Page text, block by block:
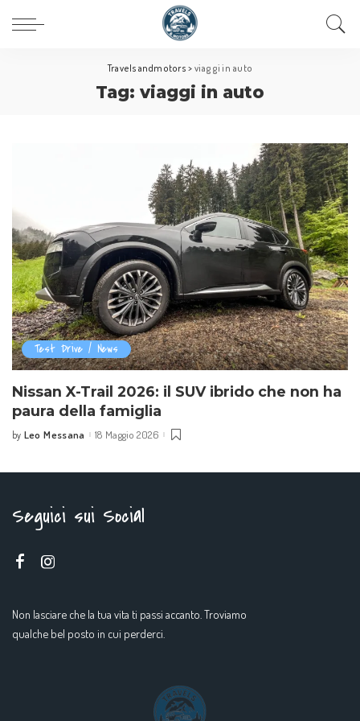
Travelsandmotors > viaggi in auto
Tag: viaggi in auto
Test Drive / News
Nissan X-Trail 2026: il SUV ibrido che non ha
paura della famiglia
by Leo Messana 18 Maggio 2026
Seguici sui Social
Non lasciare che la tua vita ti passi accanto. Troviamo
qualche bel posto in cui perderci.